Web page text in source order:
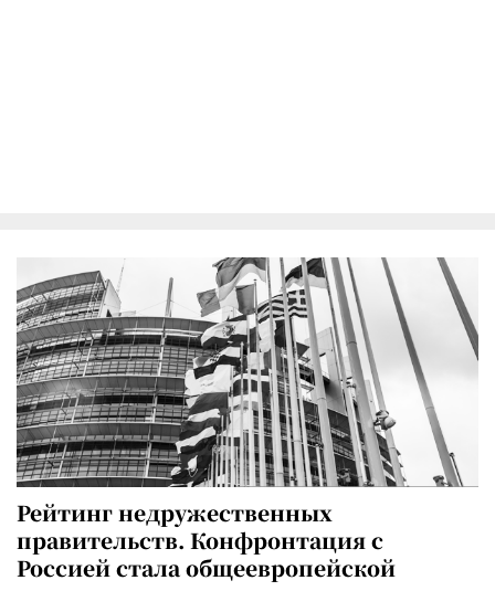
Рейтинг недружественных
правительств. Конфронтация с
Россией стала общеевропейской